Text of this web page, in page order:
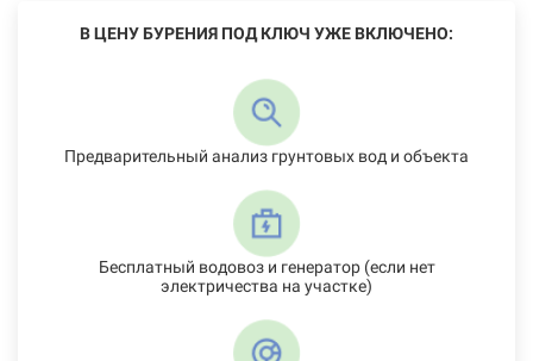
В ЦЕНУ БУРЕНИЯ ПОД КЛЮЧ УЖЕ ВКЛЮЧЕНО:
Предварительный анализ грунтовых вод и объекта
Бесплатный водовоз и генератор (если нет
электричества на участке)